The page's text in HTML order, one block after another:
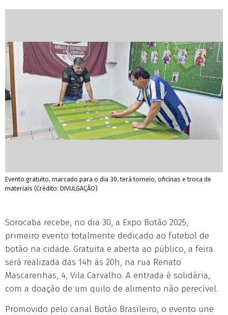
Evento gratuito, marcado para o dia 30, terá torneio, oficinas e troca de
materiais (Crédito: DIVULGAÇÃO)
Sorocaba recebe, no dia 30, a Expo Botão 2025,
primeiro evento totalmente dedicado ao futebol de
botão na cidade. Gratuita e aberta ao público, a feira
será realizada das 14h às 20h, na rua Renato
Mascarenhas, 4, Vila Carvalho. A entrada é solidária,
com a doação de um quilo de alimento não perecível.
Promovido pelo canal Botão Brasileiro, o evento une